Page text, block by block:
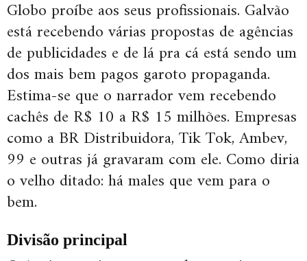
Globo proíbe aos seus profissionais. Galvão
está recebendo várias propostas de agências
de publicidades e de lá pra cá está sendo um
dos mais bem pagos garoto propaganda.
Estima-se que o narrador vem recebendo
cachês de R$ 10 a R$ 15 milhões. Empresas
como a BR Distribuidora, Tik Tok, Ambev,
99 e outras já gravaram com ele. Como diria
o velho ditado: há males que vem para o
bem.
Divisão principal